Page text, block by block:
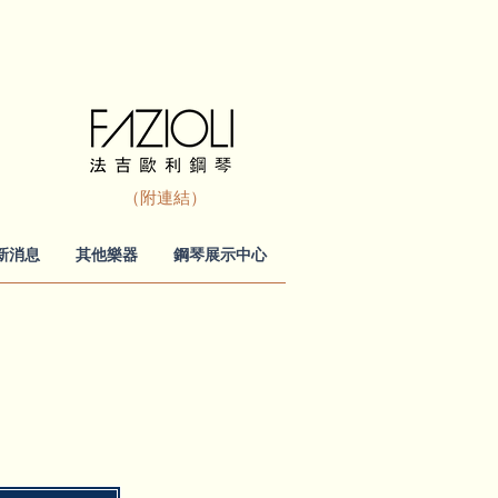
（附連結）
消息 其他樂器 鋼琴展示中心